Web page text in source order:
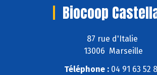
Biocoop
87 rue d'Italie
13006 Marseille
Téléphone : 04 91 63 52